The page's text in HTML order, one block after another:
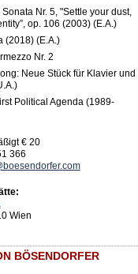
Nr. 5, "Settle your dust,
op. 106 (2003) (E.A.)
(2018) (E.A.)
Nr. 2
Neue Stück für Klavier und
Political Agenda (1989-
€ 20
366
Wien
BÖSENDORFER